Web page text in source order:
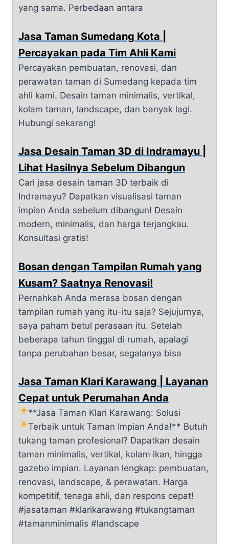
yang sama. Perbedaan antara
Jasa Taman Sumedang Kota |
Percayakan pada Tim Ahli Kami
Percayakan pembuatan, renovasi, dan
perawatan taman di Sumedang kepada tim
ahli kami. Desain taman minimalis, vertikal,
kolam taman, landscape, dan banyak lagi.
Hubungi sekarang!
Jasa Desain Taman 3D di Indramayu |
Lihat Hasilnya Sebelum Dibangun
Cari jasa desain taman 3D terbaik di
Indramayu? Dapatkan visualisasi taman
impian Anda sebelum dibangun! Desain
modern, minimalis, dan harga terjangkau.
Konsultasi gratis!
Bosan dengan Tampilan Rumah yang
Kusam? Saatnya Renovasi!
Pernahkah Anda merasa bosan dengan
tampilan rumah yang itu-itu saja? Sejujurnya,
saya paham betul perasaan itu. Setelah
beberapa tahun tinggal di rumah, apalagi
tanpa perubahan besar, segalanya bisa
Jasa Taman Klari Karawang | Layanan
Cepat untuk Perumahan Anda
**Jasa Taman Klari Karawang: Solusi
Terbaik untuk Taman Impian Anda!** Butuh
tukang taman profesional? Dapatkan desain
taman minimalis, vertikal, kolam ikan, hingga
gazebo impian. Layanan lengkap: pembuatan,
renovasi, landscape, & perawatan. Harga
kompetitif, tenaga ahli, dan respons cepat!
#jasataman #klarikarawang #tukangtaman
#tamanminimalis #landscape